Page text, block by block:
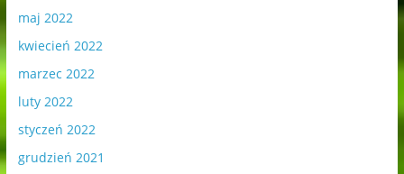
maj 2022
kwiecień 2022
marzec 2022
luty 2022
styczeń 2022
grudzień 2021